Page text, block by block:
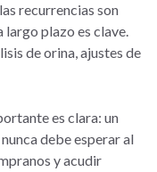
recurrencias son
largo plazo es clave.
de orina, ajustes de
es clara: un
debe esperar al
y acudir